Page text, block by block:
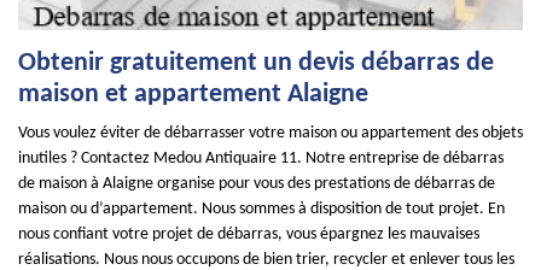
Obtenir gratuitement un devis débarras de
maison et appartement Alaigne
Vous voulez éviter de débarrasser votre maison ou appartement des objets
inutiles ? Contactez Medou Antiquaire 11. Notre entreprise de débarras
de maison à Alaigne organise pour vous des prestations de débarras de
maison ou d’appartement. Nous sommes à disposition de tout projet. En
nous confiant votre projet de débarras, vous épargnez les mauvaises
réalisations. Nous nous occupons de bien trier, recycler et enlever tous les